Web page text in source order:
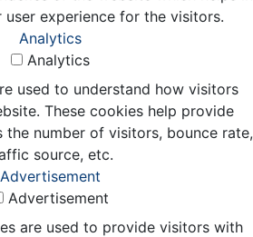
experience for the visitors.
Analytics
Analytics
used to understand how visitors
These cookies help provide
number of visitors, bounce rate,
source, etc.
Advertisement
Advertisement
are used to provide visitors with